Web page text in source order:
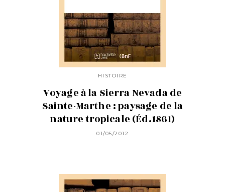
HISTOIRE
Voyage à la Sierra Nevada de
Sainte-Marthe : paysage de la
nature tropicale (Éd.1861)
01/05/2012